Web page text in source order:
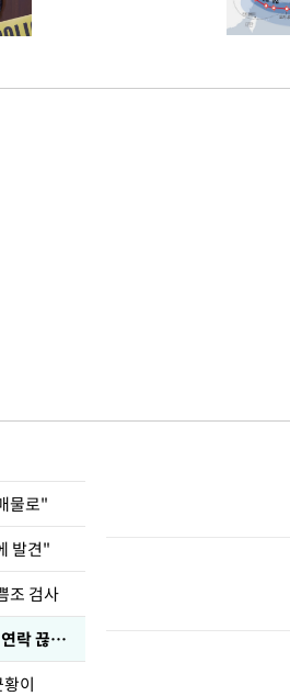
물로"
발견"
조 검사
전현무 "전 연인 집착·통제에 친구들과 연락 끊겨"
이